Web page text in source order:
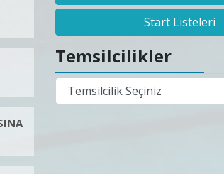
Start Listeleri
Temsilcilikler